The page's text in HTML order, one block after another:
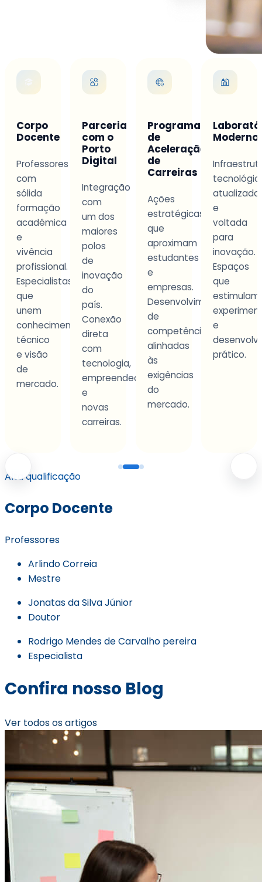
Parceria
com o
Digital
Integração
com
um dos
polos
inovação
do
país.
Conexão
direta
com
tecnologia,
empreendedorismo
Programa
de
Aceleração
de
Ações
estratégicas
que
aproximam
estudantes
e
empresas.
Desenvolvimento
de
competências
alinhadas
às
exigências
do
mercado.
Laboratórios
Modernos
Infraestrutura
tecnológica
atualizada
voltada
para
inovação.
estimulam
experimentação
desenvolvimento
prático.
na
Ensino
orientado
por
projetos
e
desafios
reais
da
profissão.
Experiência
que
prepara
para
Alta qualificação
Corpo Docente
Professores
Arlindo Correia
Mestre
Jonatas da Silva Júnior
Doutor
Rodrigo Mendes de Carvalho pereira
Especialista
Confira nosso Blog
Ver todos os artigos